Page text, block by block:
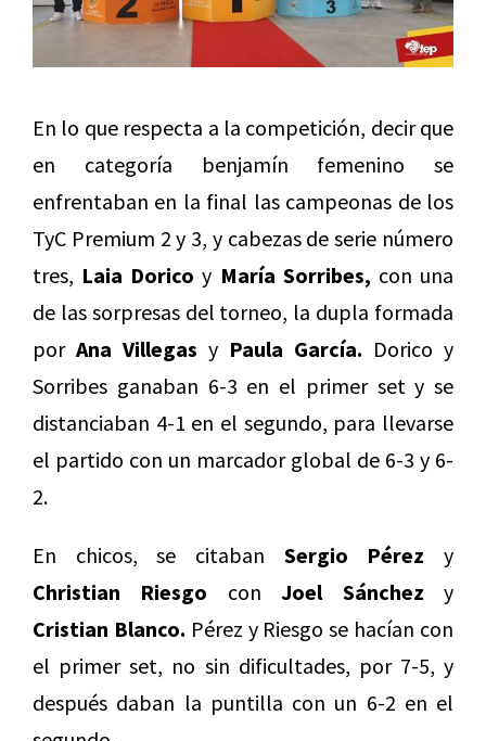
En lo que respecta a la competición, decir que
en categoría benjamín femenino se
enfrentaban en la final las campeonas de los
TyC Premium 2 y 3, y cabezas de serie número
tres, Laia Dorico y María Sorribes, con una
de las sorpresas del torneo, la dupla formada
por Ana Villegas y Paula García. Dorico y
Sorribes ganaban 6-3 en el primer set y se
distanciaban 4-1 en el segundo, para llevarse
el partido con un marcador global de 6-3 y 6-
2.
En chicos, se citaban Sergio Pérez y
Christian Riesgo conJoel Sánchez y
Cristian Blanco. Pérez y Riesgo se hacían con
el primer set, no sin dificultades, por 7-5, y
después daban la puntilla con un 6-2 en el